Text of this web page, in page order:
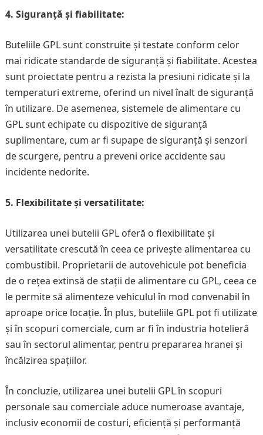
4. Siguranță și fiabilitate:
Buteliile GPL sunt construite și testate conform celor
mai ridicate standarde de siguranță și fiabilitate. Acestea
sunt proiectate pentru a rezista la presiuni ridicate și la
temperaturi extreme, oferind un nivel înalt de siguranță
în utilizare. De asemenea, sistemele de alimentare cu
GPL sunt echipate cu dispozitive de siguranță
suplimentare, cum ar fi supape de siguranță și senzori
de scurgere, pentru a preveni orice accidente sau
incidente nedorite.
5. Flexibilitate și versatilitate:
Utilizarea unei butelii GPL oferă o flexibilitate și
versatilitate crescută în ceea ce privește alimentarea cu
combustibil. Proprietarii de autovehicule pot beneficia
de o rețea extinsă de stații de alimentare cu GPL, ceea ce
le permite să alimenteze vehiculul în mod convenabil în
aproape orice locație. În plus, buteliile GPL pot fi utilizate
și în scopuri comerciale, cum ar fi în industria hotelieră
sau în sectorul alimentar, pentru prepararea hranei și
încălzirea spațiilor.
În concluzie, utilizarea unei butelii GPL în scopuri
personale sau comerciale aduce numeroase avantaje,
inclusiv economii de costuri, eficiență și performanță